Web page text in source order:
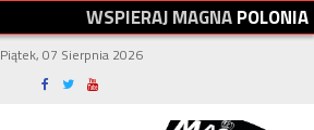
WSPIERAJMAGNAPOLONIA
Piątek, 07 Sierpnia 2026